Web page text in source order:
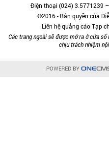
Điện thoại (024) 3.5771239
©2016 - Bản quyền của
Liên hệ quảng cáo Tạp
Các trang ngoài sẽ được mở ra ở cửa sổ
chịu trách nhiệm
POWERED BY ONE